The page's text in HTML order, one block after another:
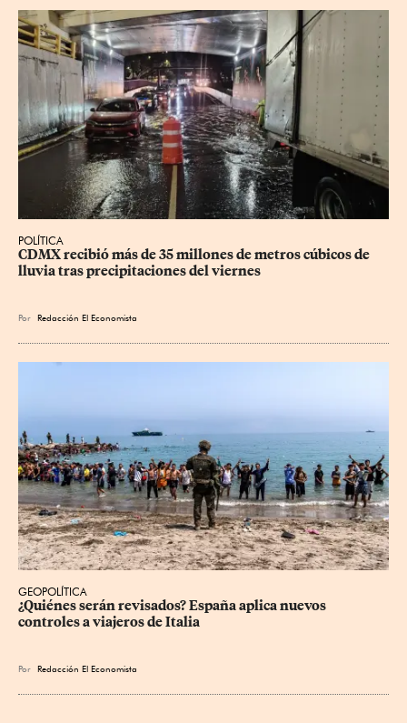
POLÍTICA
CDMX recibió más de 35 millones de metros cúbicos de
lluvia tras precipitaciones del viernes
Por Redacción El Economista
GEOPOLÍTICA
¿Quiénes serán revisados? España aplica nuevos
controles a viajeros de Italia
Por Redacción El Economista